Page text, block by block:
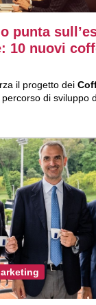
punta
10 nuovi
il progetto dei
di sviluppo